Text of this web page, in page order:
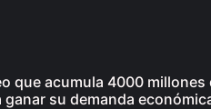
que acumula 4000 millones
su demanda